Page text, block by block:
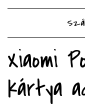
Xiaomi
kártya